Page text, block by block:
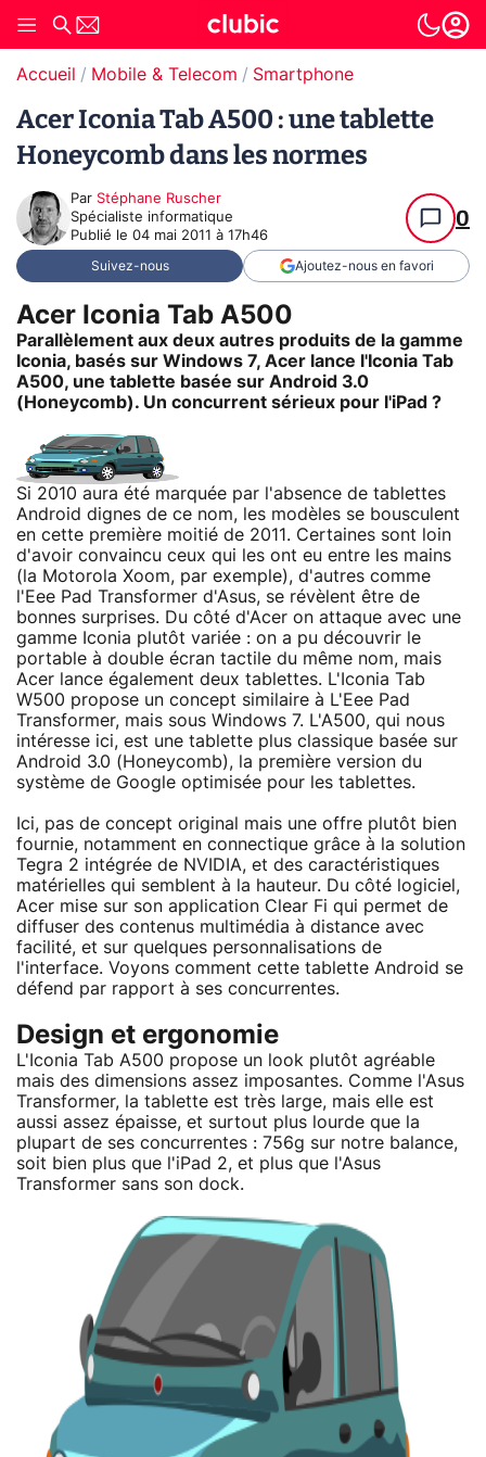
Accueil Mobile & Telecom Smartphone
Acer Iconia Tab A500 : une tablette
Honeycomb dans les normes
Par Stéphane Ruscher
Spécialiste informatique
Publié le 04 mai 2011 à 17h46
0
Suivez-nous Ajoutez-nous en favori
Acer Iconia Tab A500
Parallèlement aux deux autres produits de la gamme
Iconia, basés sur Windows 7, Acer lance l'Iconia Tab
A500, une tablette basée sur Android 3.0
(Honeycomb). Un concurrent sérieux pour l'iPad ?
Si 2010 aura été marquée par l'absence de tablettes
Android dignes de ce nom, les modèles se bousculent
en cette première moitié de 2011. Certaines sont loin
d'avoir convaincu ceux qui les ont eu entre les mains
(la Motorola Xoom, par exemple), d'autres comme
l'Eee Pad Transformer d'Asus, se révèlent être de
bonnes surprises. Du côté d'Acer on attaque avec une
gamme Iconia plutôt variée : on a pu découvrir le
portable à double écran tactile du même nom, mais
Acer lance également deux tablettes. L'Iconia Tab
W500 propose un concept similaire à L'Eee Pad
Transformer, mais sous Windows 7. L'A500, qui nous
intéresse ici, est une tablette plus classique basée sur
Android 3.0 (Honeycomb), la première version du
système de Google optimisée pour les tablettes.
Ici, pas de concept original mais une offre plutôt bien
fournie, notamment en connectique grâce à la solution
Tegra 2 intégrée de NVIDIA, et des caractéristiques
matérielles qui semblent à la hauteur. Du côté logiciel,
Acer mise sur son application Clear Fi qui permet de
diffuser des contenus multimédia à distance avec
facilité, et sur quelques personnalisations de
l'interface. Voyons comment cette tablette Android se
défend par rapport à ses concurrentes.
Design et ergonomie
L'Iconia Tab A500 propose un look plutôt agréable
mais des dimensions assez imposantes. Comme l'Asus
Transformer, la tablette est très large, mais elle est
aussi assez épaisse, et surtout plus lourde que la
plupart de ses concurrentes : 756g sur notre balance,
soit bien plus que l'iPad 2, et plus que l'Asus
Transformer sans son dock.